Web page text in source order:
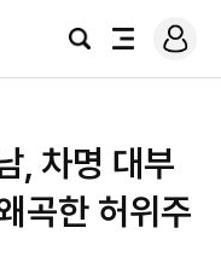
검
전
로
그
, 차명 대부
곡한 허위주